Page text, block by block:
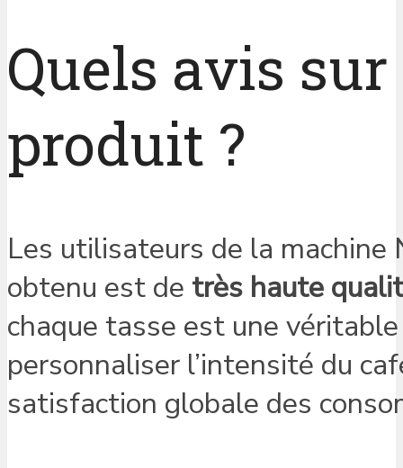
Quels avis
produit ?
Les utilisateurs de la machine
obtenu est de très haute
chaque tasse est une
personnaliser l’intensité du
satisfaction globale des